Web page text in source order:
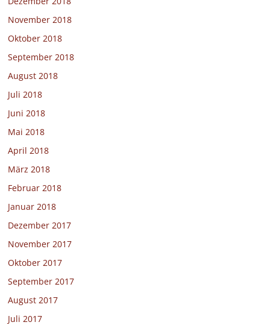
November 2018
Oktober 2018
September 2018
August 2018
Juli 2018
Juni 2018
Mai 2018
April 2018
März 2018
Februar 2018
Januar 2018
Dezember 2017
November 2017
Oktober 2017
September 2017
August 2017
Juli 2017